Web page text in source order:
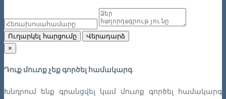
Ուղարկել հարցումը
Վերադարձ
×
Դուք մուտք չեք գործել համակարգ
Խնդրում ենք գրանցվել կամ մուտք գործել համակարգ